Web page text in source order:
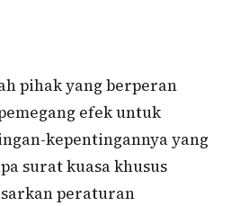
pihak yang berperan
efek untuk
kepentingannya yang
surat kuasa khusus
peraturan